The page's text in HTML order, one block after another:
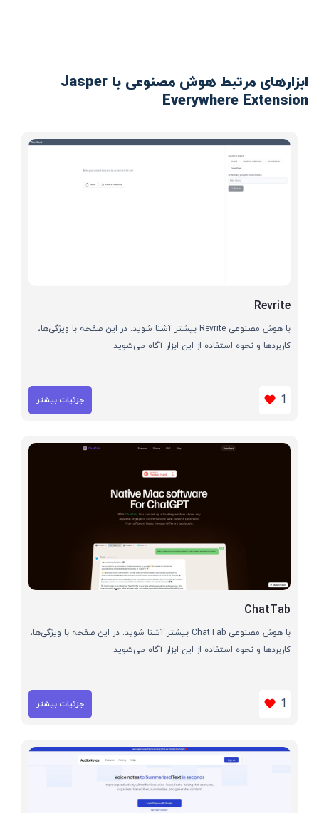
ابزارهای مرتبط هوش مصنوعی با Jasper
Everywhere Extension
Revrite
با هوش مصنوعی Revrite بیشتر آشنا شوید. در این صفحه با ویژگی‌ها،
کاربردها و نحوه استفاده از این ابزار آگاه می‌شوید
1 جزئیات بیشتر
ChatTab
با هوش مصنوعی ChatTab بیشتر آشنا شوید. در این صفحه با ویژگی‌ها،
کاربردها و نحوه استفاده از این ابزار آگاه می‌شوید
1 جزئیات بیشتر